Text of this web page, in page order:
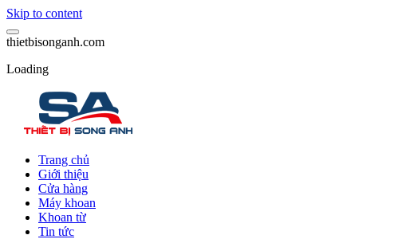
Skip to content
thietbisonganh.com
Loading
Trang chủ
Giới thiệu
Cửa hàng
Máy khoan
Khoan từ
Tin tức